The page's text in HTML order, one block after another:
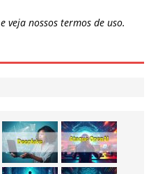
e veja nossos termos de uso.